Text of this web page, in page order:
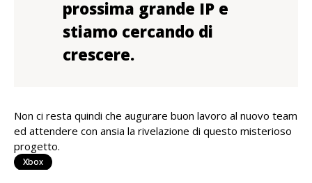
prossima grande IP e
stiamo cercando di
crescere.
Non ci resta quindi che augurare buon lavoro al nuovo team
ed attendere con ansia la rivelazione di questo misterioso
progetto.
Xbox